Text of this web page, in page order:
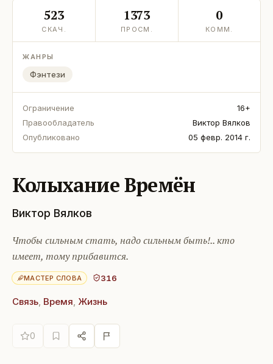
523
СКАЧ.
1373
ПРОСМ.
0
КОММ.
ЖАНРЫ
Фэнтези
Ограничение
16+
Правообладатель
Виктор Вялков
Опубликовано
05 февр. 2014 г.
Колыхание Времён
Виктор Вялков
Чтобы сильным стать, надо сильным быть!.. кто
имеет, тому прибавится.
МАСТЕР СЛОВА 316
Связь, Время, Жизнь
0